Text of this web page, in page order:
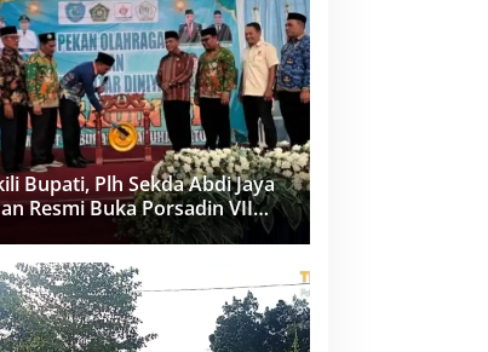
Bupati, Plh Sekda Abdi Jaya
Resmi Buka Porsadin VII
Labuhanbatu